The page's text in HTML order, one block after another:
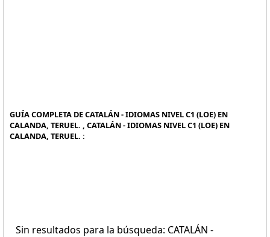
GUÍA COMPLETA DE CATALÁN - IDIOMAS NIVEL C1 (LOE) EN
CALANDA, TERUEL. , CATALÁN - IDIOMAS NIVEL C1 (LOE) EN
CALANDA, TERUEL. :
Sin resultados para la búsqueda: CATALÁN -